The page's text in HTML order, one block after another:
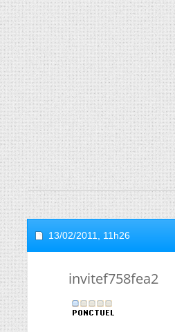
13/02/2011, 11h26
invitef758fea2